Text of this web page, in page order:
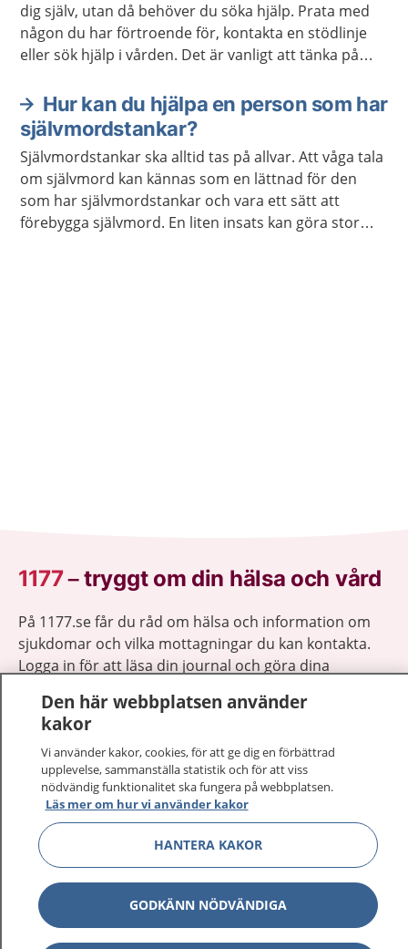
dig själv, utan då behöver du söka hjälp. Prata med
någon du har förtroende för, kontakta en stödlinje
eller sök hjälp i vården. Det är vanligt att tänka på
sina tankar. Självmordstankar ska alltid tas på allvar,
oavsett vad som orsakar dem. Oftast vill man
egentligen inte dö, utan behöver hjälp med att orka
leva.
Hur kan du hjälpa en person som har
självmordstankar?
Självmordstankar ska alltid tas på allvar. Att våga tala
om självmord kan kännas som en lättnad för den
som har självmordstankar och vara ett sätt att
förebygga självmord. En liten insats kan göra stor
1177–tryggt om din hälsa och vård
På 1177.se får du råd om hälsa och information om
sjukdomar och vilka mottagningar du kan kontakta.
Logga in för att läsa din journal och göra dina
sjukvårdsrådgivning dygnet runt.
1177 ger dig råd när du vill må bättre.
1177 på flera språk Visa
Om 1177 Visa
Visa
Den här webbplatsen använder
kakor
Vi använder kakor, cookies, för att ge dig en förbättrad
upplevelse, sammanställa statistik och för att viss
nödvändig funktionalitet ska fungera på webbplatsen.
Läs mer om hur vi använder kakor
HANTERA KAKOR
GODKÄNN NÖDVÄNDIGA